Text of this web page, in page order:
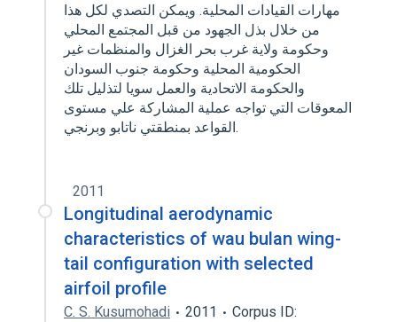
مهارات القيادات المحلية. ويمكن التصدي لكل هذا
من خلال بذل الجهود من قبل المجتمع المحلي
وحكومة ولاية غرب بحر الغزال والمنظمات غير
الحكومية المحلية وحكومة جنوب السودان
والحكومة الاتحادية والعمل سويا لتذليل تلك
المعوقات التي تواجه عملية المشاركة علي مستوى
القواعد بمنطقتي ناتابو وبرنجي.
2011
Longitudinal aerodynamic
characteristics of wau bulan wing-
tail configuration with selected
airfoil profile
C. S. Kusumohadi 2011
Corpus ID: